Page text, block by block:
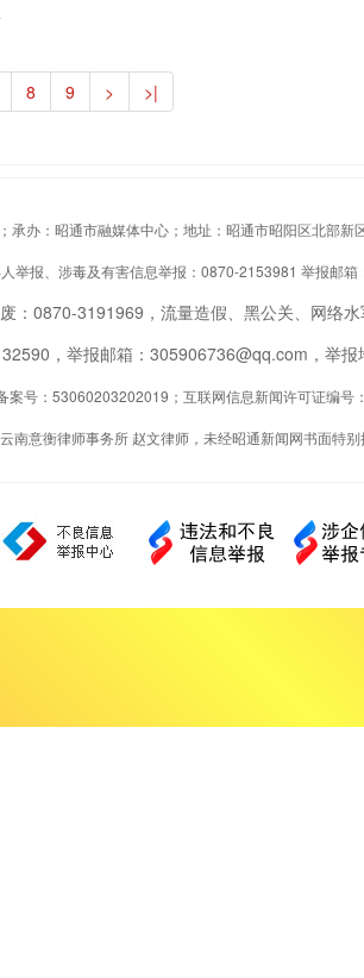
8 9 > >|
承办：昭通市融媒体中心；地址：昭通市昭阳区北部
举报、涉毒及有害信息举报：0870-2153981 举报邮箱
：0870-3191969，流量造假、黑公关、网络
，举报邮箱：305906736@qq.com，举
案号：53060203202019；互联网信息新闻许可证编
意衡律师事务所 赵文律师，未经昭通新闻网书面特别